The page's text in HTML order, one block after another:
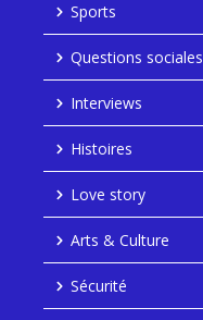
Sports
Questions sociales
Interviews
Histoires
Love story
Arts & Culture
Sécurité